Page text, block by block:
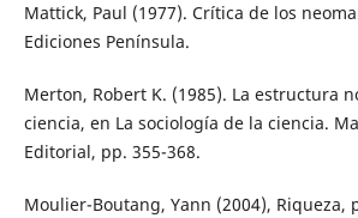
Mattick, Paul (1977). Crítica de los
Ediciones Península.
Merton, Robert K. (1985). La estructura
ciencia, en La sociología de la ciencia.
Editorial, pp. 355-368.
Moulier-Boutang, Yann (2004),